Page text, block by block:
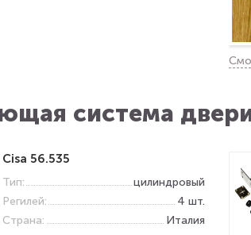
система
Cisa 56.535
Тип:
цилиндровый
Регилей:
4 шт.
Страна:
Италия